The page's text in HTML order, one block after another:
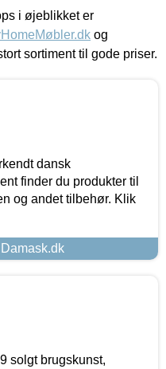
i øjeblikket er
og
sortiment til gode priser.
dansk
finder du produkter til
og andet tilbehør. Klik
solgt brugskunst,